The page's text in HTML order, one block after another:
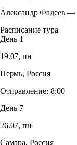
Александр Фадеев —
Расписание тура
День 1
19.07, пн
Пермь, Россия
Отправление: 8:00
День 7
26.07, пн
Самара, Россия